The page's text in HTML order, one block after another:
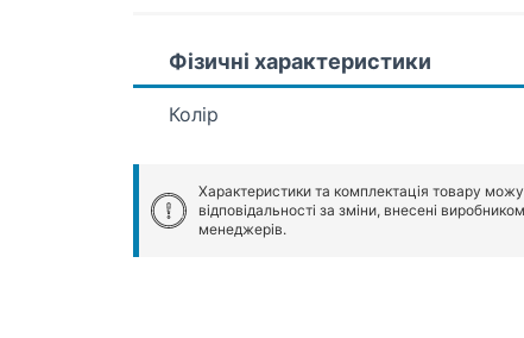
Фізичні характеристики
Колір
Характеристики та комплектація товару
відповідальності за зміни, внесені
менеджерів.